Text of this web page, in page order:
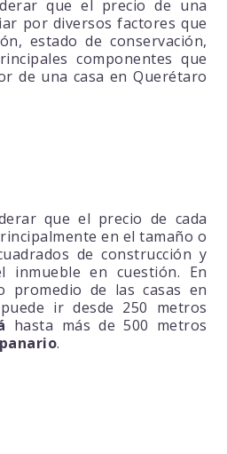
que el precio de una
por diversos factores que
estado de conservación,
componentes que
de una casa en Querétaro
que el precio de cada
en el tamaño o
de construcción y
inmueble en cuestión. En
promedio de las casas en
ir desde 250 metros
hasta más de 500 metros
.